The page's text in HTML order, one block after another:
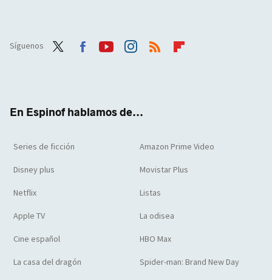
Síguenos
En Espinof hablamos de...
Series de ficción Amazon Prime Video
Disney plus Movistar Plus
Netflix Listas
Apple TV La odisea
Cine español HBO Max
La casa del dragón Spider-man: Brand New Day